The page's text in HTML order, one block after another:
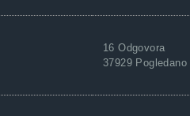
16 Odgovora
37929 Pogledano